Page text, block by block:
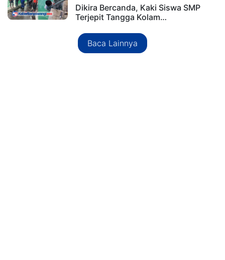
Dikira Bercanda, Kaki Siswa SMP
Terjepit Tangga Kolam…
Baca Lainnya